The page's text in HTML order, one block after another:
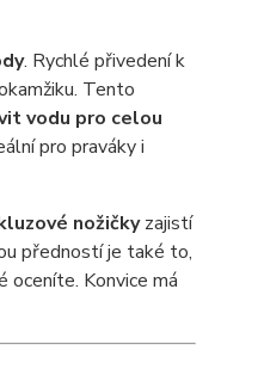
. Rychlé přivedení k
Tento
vodu pro celou
pro praváky i
nožičkyzajistí
předností je také to,
Konvice má